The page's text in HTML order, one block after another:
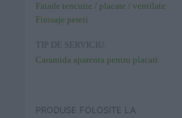
Fatade tencuite / placate / ventilate
Finisaje pereti
TIP DE SERVICIU:
Caramida aparenta pentru placari
PRODUSE FOLOSITE LA